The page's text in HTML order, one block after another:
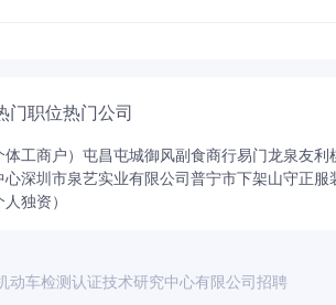
门职位热门公司
工商户） 屯昌屯城御风副食商行易门龙泉友利
心深圳市泉艺实业有限公司普宁市下架山守正服
独资）
动车检测认证技术研究中心有限公司招聘